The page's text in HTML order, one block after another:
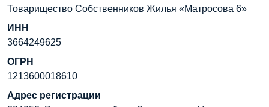
Товарищество Собственников Жилья «Матросова 6»
ИНН
3664249625
ОГРН
1213600018610
Адрес регистрации